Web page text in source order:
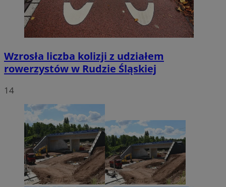
Wzrosła liczba kolizji z udziałem
rowerzystów w Rudzie Śląskiej
14